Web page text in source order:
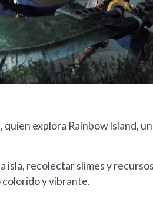
explora Rainbow Island,
isla, recolectar slimes y
y vibrante.